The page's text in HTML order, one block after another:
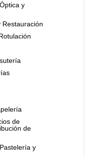
y
Restauración
de
de
y